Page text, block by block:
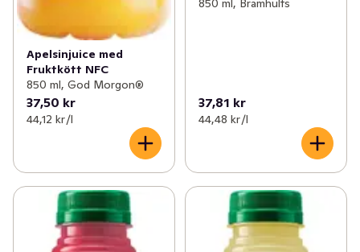
Apelsinjuice med
Fruktkött NFC
850 ml, God Morgon®
37,50 kr
44,12 kr /l
850 ml, Brämhults
37,81 kr
44,48 kr /l